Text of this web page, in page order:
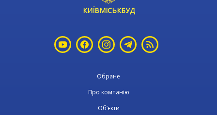
КИЇВМІСЬКБУД
Обране
Про компанію
Об’єкти